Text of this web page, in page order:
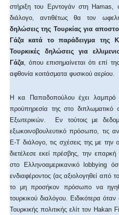
στήριξη του Ερντογάν στη
διάλογο, αντιθέτως θα τον
δηλώσεις της Τουρκίας για
Γάζα κατά το παράδειγμα της
Τουρκικές δηλώσεις για
Γάζα, όπου επισημαίνεται ότι επί
αφθονία κοιτάσματα φυσικού αερίου.
Η κα Παπαδοπούλου έχει λαμπρό
προϋπηρεσία της στο
Εξωτερικών. Εν τούτοις με
εξωκοινοβουλευτικό πρόσωπο, τις
Ε-Τ διάλογο, τις σχέσεις της με
διετέλεσε εκεί πρέσβης, την
στο Ελληνοαμερικανικό lobbying
ενδιαφέροντος (ας αξιολογηθεί από
το μη προσήκον πρόσωπο να
τουρκικού διαλόγου. Ειδικότερα όταν
Τουρκικής πολιτικής ελίτ τον